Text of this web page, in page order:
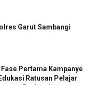
Garut Sambangi
Pertama Kampanye
Ratusan Pelajar